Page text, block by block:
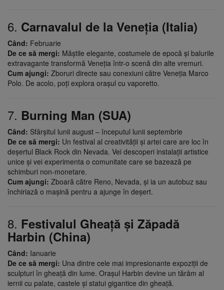
6. Carnavalul de la Veneția (Italia)
Când: Februarie
De ce să mergi: Măștile elegante, costumele de epocă și balurile
extravagante transformă Veneția într-o scenă din alte vremuri.
Cum ajungi: Zboruri directe sau conexiuni către Veneția Marco
Polo. De acolo, poți explora orașul cu vaporetto.
7. Burning Man (SUA)
Când: Sfârșitul lunii august – începutul lunii septembrie
De ce să mergi: Un festival al creativității și artei care are loc în
deșertul Black Rock din Nevada. Vei descoperi instalații artistice
unice și vei experimenta o comunitate care se bazează pe
schimburi non-monetare.
Cum ajungi: Zboară către Reno, Nevada, și ia un autobuz sau
închiriază o mașină pentru a ajunge în deșert.
8. Festivalul Gheață și Zăpadă
Harbin (China)
Când: Ianuarie
De ce să mergi: Una dintre cele mai impresionante expoziții de
sculpturi în gheață din lume. Orașul Harbin devine un tărâm al
iernii cu palate, castele și statui gigantice din gheață.